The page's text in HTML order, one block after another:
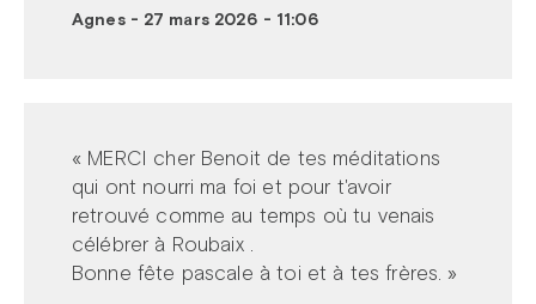
Agnes - 27 mars 2026 - 11:06
« MERCI cher Benoit de tes méditations
qui ont nourri ma foi et pour t'avoir
retrouvé comme au temps où tu venais
célébrer à Roubaix .
Bonne fête pascale à toi et à tes frères. »